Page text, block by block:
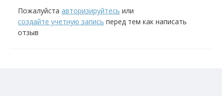
Пожалуйста авторизируйтесь или
создайте учетную запись перед тем как написать
отзыв